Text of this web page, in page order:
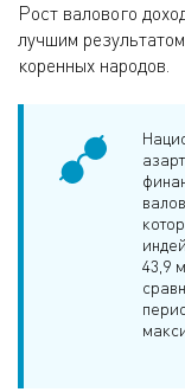
Рост валового
лучшим
коренных народов.
43,9